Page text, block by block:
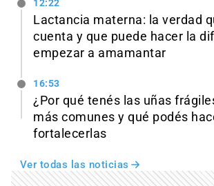
12:22
Lactancia materna: la verdad
cuenta y que puede hacer la
empezar a amamantar
16:53
¿Por qué tenés las uñas
más comunes y qué podés
fortalecerlas
Ver todas las noticias